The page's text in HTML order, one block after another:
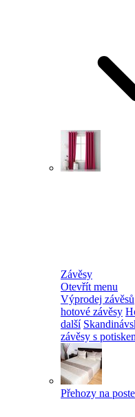
Závěsy
Otevřít menu
Výprodej závěsů
hotové závěsy
další
závěsy s
Přehozy na